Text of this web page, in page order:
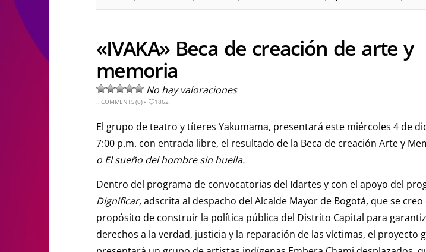
«IVAKA» Beca de creación de arte y
memoria
No hay valoraciones
..COMMENTS (0)• 1862
El grupo de teatro y títeres Yakumama, presentará este miércoles 4 de
7:00 p.m. con entrada libre, el resultado de la Beca de creación Arte y
o El sueño del hombre sin huella.
Dentro del programa de convocatorias del Idartes y con el apoyo del
Dignificar, adscrita al despacho del Alcalde Mayor de Bogotá, que se creo
propósito de construir la política pública del Distrito Capital para
derechos a la verdad, justicia y la reparación de las víctimas, el proyecto